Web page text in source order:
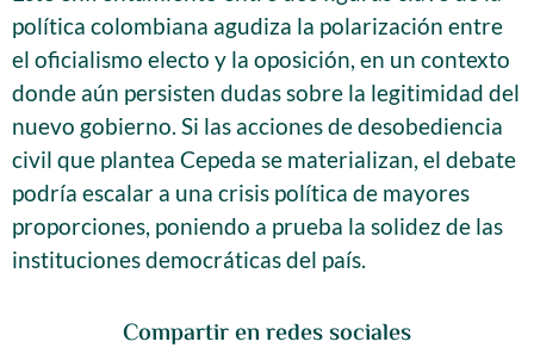
Compartir en redes sociales
política colombiana agudiza la polarización entre
el oficialismo electo y la oposición, en un contexto
donde aún persisten dudas sobre la legitimidad del
nuevo gobierno. Si las acciones de desobediencia
civil que plantea Cepeda se materializan, el debate
podría escalar a una crisis política de mayores
proporciones, poniendo a prueba la solidez de las
instituciones democráticas del país.